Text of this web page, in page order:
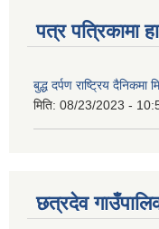
पत्र पत्रिकामा
बुद्ध दर्पण राष्ट्रिय
मिति: 08/23/2023 -
छत्रदेव